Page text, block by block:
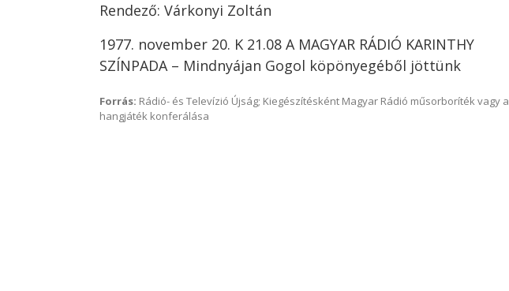
Rendező: Várkonyi Zoltán
1977. november 20. K 21.08 A MAGYAR RÁDIÓ KARINTHY
SZÍNPADA – Mindnyájan Gogol köpönyegéből jöttünk
Forrás: Rádió- és Televízió Újság; Kiegészítésként Magyar Rádió műsorboríték vagy a
hangjáték konferálása